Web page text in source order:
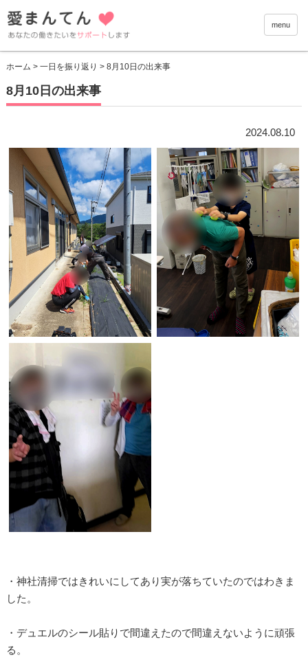
愛まん
menu
ホーム > 一日を振り返り > 8月10日の出来事
8月10日の出来事
2024.08.10
・神社清掃ではきれいにしてあり実が落ちていたのではわきま
した。
・デュエルのシール貼りで間違えたので間違えないように頑張
る。